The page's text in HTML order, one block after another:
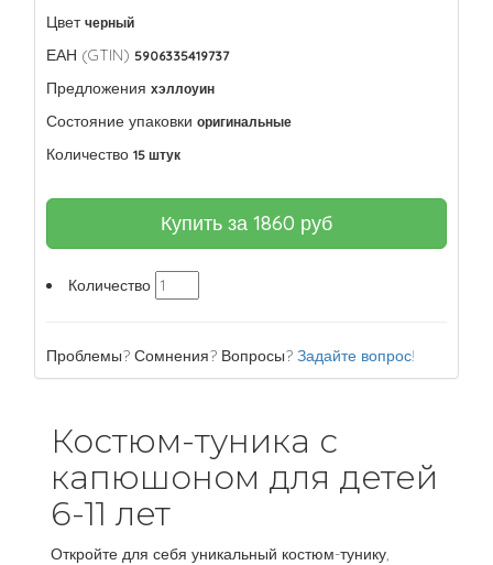
Цвет черный
ЕАН (GTIN) 5906335419737
Предложения хэллоуин
Состояние упаковки оригинальные
Количество 15 штук
Купить за 1860 руб
Количество
Проблемы? Сомнения? Вопросы? Задайте вопрос!
Костюм-туника с
капюшоном для детей
6-11 лет
Откройте для себя уникальный костюм-тунику,